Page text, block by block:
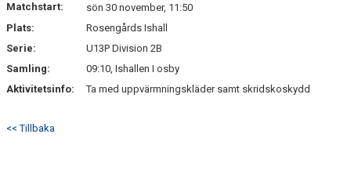
Matchstart:
sön 30 november, 11:50
Plats:
Rosengårds Ishall
Serie:
U13P Division 2B
Samling:
09:10, Ishallen I osby
Aktivitetsinfo:
Ta med uppvärmningskläder samt skridskoskydd
<< Tillbaka